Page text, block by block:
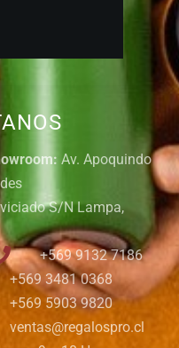
Av. Apoquindo
S/N Lampa,
+569 9132 7186
+569 3481 0368
+569 5903 9820
ventas@regalospro.cl